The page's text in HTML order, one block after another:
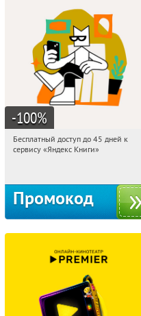
-100%
04:26:50
Получи первым!
Бесплатный доступ до 45 дней к
сервису «Яндекс Книги»
Промокод